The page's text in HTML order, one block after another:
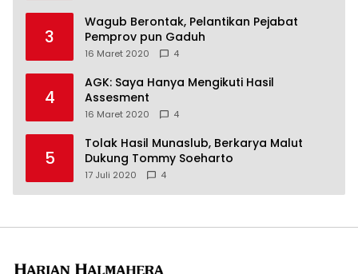
3
Wagub Berontak, Pelantikan Pejabat
Pemprov pun Gaduh
16 Maret 2020 4
4
AGK: Saya Hanya Mengikuti Hasil
Assesment
16 Maret 2020 4
5
Tolak Hasil Munaslub, Berkarya Malut
Dukung Tommy Soeharto
17 Juli 2020 4